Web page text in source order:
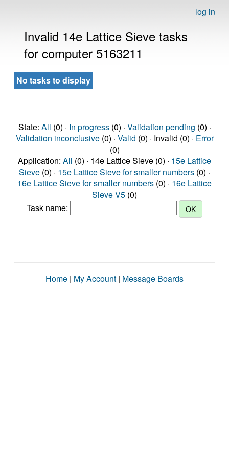
log in
Invalid 14e Lattice Sieve tasks
for computer 5163211
No tasks to display
State: All (0) · In progress(0) · Validation pending (0) ·
Validation inconclusive(0) · Valid (0) · Invalid (0) · Error
(0)
Application: All (0) · 14e Lattice Sieve (0) · 15e Lattice
Sieve (0) · 15e Lattice Sieve for smaller numbers (0) ·
16e Lattice Sieve for smaller numbers (0) · 16e Lattice
Sieve V5 (0)
Task name:
Home | My Account | Message Boards